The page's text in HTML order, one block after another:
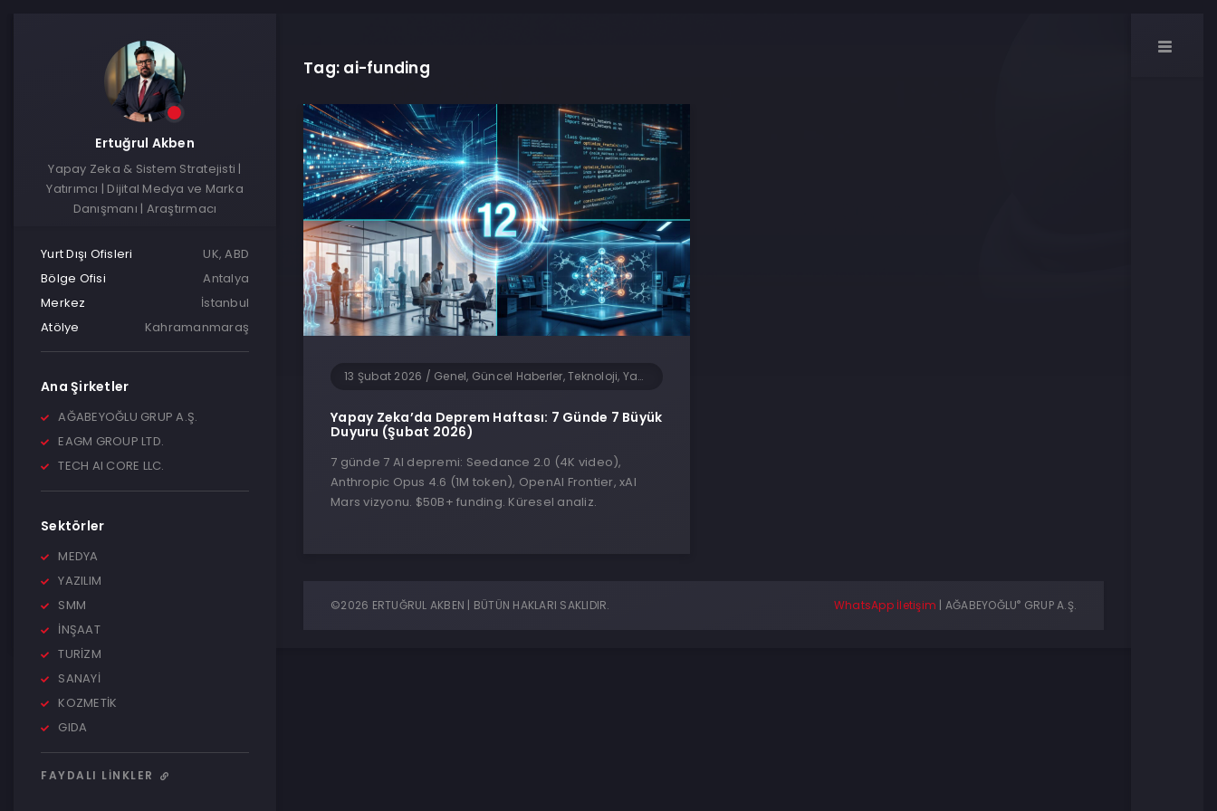
Ertuğrul Akben
Yapay Zeka & Sistem Stratejisti |
Yatırımcı | Dijital Medya ve Marka
Danışmanı | Araştırmacı
Yurt Dışı Ofisleri
UK, ABD
Bölge Ofisi
Antalya
Merkez
İstanbul
Atölye
Kahramanmaraş
Ana Şirketler
AĞABEYOĞLU GRUP A.Ş.
EAGM GROUP LTD.
TECH AI CORE LLC.
Sektörler
MEDYA
YAZILIM
SMM
İNŞAAT
TURİZM
SANAYİ
KOZMETİK
GIDA
FAYDALI LINKLER
Tag: ai-funding
13 Şubat 2026 / Genel, Güncel Haberler, Teknoloji, Yapay Zeka, Yazılım
Yapay Zeka’da Deprem Haftası: 7 Günde 7 Büyük
Duyuru (Şubat 2026)
7 günde 7 AI depremi: Seedance 2.0 (4K video),
Anthropic Opus 4.6 (1M token), OpenAI Frontier, xAI
Mars vizyonu. $50B+ funding. Küresel analiz.
©2026 ERTUĞRUL AKBEN | BÜTÜN HAKLARI SAKLIDIR. WhatsApp İletişim | AĞABEYOĞLU® GRUP A.Ş.